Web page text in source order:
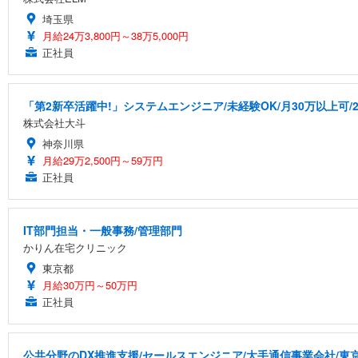
埼玉県
月給24万3,800円～38万5,000円
正社員
「第2新卒活躍中!」システムエンジニア/未経験OK/月30万以上可/
株式会社大斗
神奈川県
月給29万2,500円～59万円
正社員
IT部門担当・一般事務/管理部門
かりん在宅クリニック
東京都
月給30万円～50万円
正社員
公共分野のDX推進支援/セールスエンジニア/大手通信事業会社/東